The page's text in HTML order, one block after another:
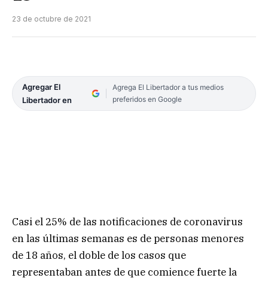
23 de octubre de 2021
Agregar El
Libertador en
Agrega El Libertador a tus medios
preferidos en Google
Casi el 25% de las notificaciones de coronavirus
en las últimas semanas es de personas menores
de 18 años, el doble de los casos que
representaban antes de que comience fuerte la